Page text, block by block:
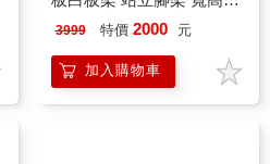
自由調整
3999 特價 2000 元
加入購物車